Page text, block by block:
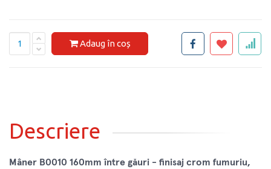
Adaug în coș
Descriere
Mâner B0010 160mm între găuri - finisaj crom fumuriu,